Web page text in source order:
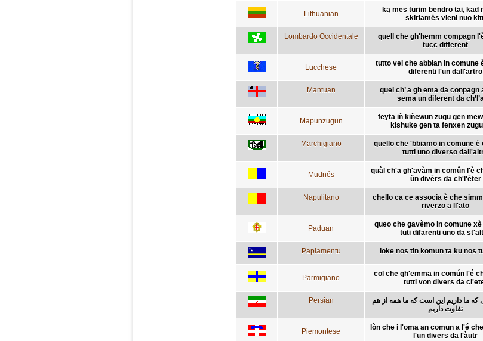
Lithuanian
ką mes turim bendro tai, kad
skiriamės vieni nuo
Lombardo Occidentale
quell che gh'hemm compagn
tucc different
Lucchese
tutto vel che abbian in comune
diferenti l'un dall'artro
Mantuan
quel ch’ a gh ema da conpagn
sema un diferent da
Mapunzugun
feyta iñ kiñewün zugu gen
kishuke gen ta fenxen
Marchigiano
quello che 'bbiamo in comune è
tutti uno diverso
Mudnés
quàl ch'a gh'avàm in comûn l'è
ûn divêrs da ch'l'êter
Napulitano
chello ca ce associa è che
riverzo a ll'ato
Paduan
queo che gavèmo in comune
tuti difarenti uno da
Papiamentu loke nos tin komun ta ku nos
Parmigiano
col che gh'emma in común l'é
tutti von divers da
Persian
ما داریم این است که ما همه از هم
تفاوت داریم
Piemontese
lòn che i l'oma an comun a l'é
l'un divers da l'àutr